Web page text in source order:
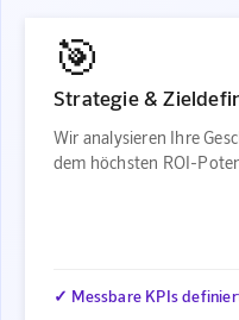
🎯
Strategie &
Wir analysieren Ihre
dem höchsten ROI-
✓ Messbare KPIs